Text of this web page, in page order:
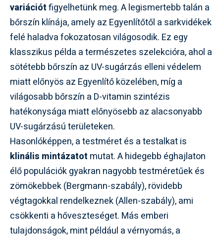
variációtfigyelhetünk meg. A legismertebb talán a
bőrszín klínája, amely az Egyenlítőtől a sarkvidékek
felé haladva fokozatosan világosodik. Ez egy
klasszikus példa a természetes szelekcióra, ahol a
sötétebb bőrszín az UV-sugárzás elleni védelem
miatt előnyös az Egyenlítő közelében, míg a
világosabb bőrszín a D-vitamin szintézis
hatékonysága miatt előnyösebb az alacsonyabb
UV-sugárzású területeken.
Hasonlóképpen, a testméret és a testalkat is
klinális mintázatot mutat. A hidegebb éghajlaton
élő populációk gyakran nagyobb testméretűek és
zömökebbek (Bergmann-szabály), rövidebb
végtagokkal rendelkeznek (Allen-szabály), ami
csökkenti a hőveszteséget. Más emberi
tulajdonságok, mint például a vérnyomás, a